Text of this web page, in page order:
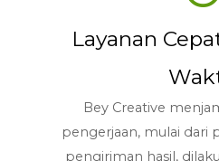
Layanan
Bey Creative
pengerjaan, mulai dari
pengiriman hasil,